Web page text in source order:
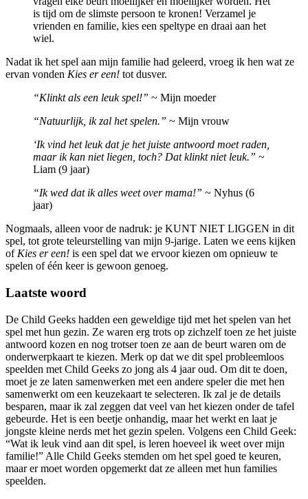
is tijd om de slimste persoon te kronen! Verzamel je
vrienden en familie, kies een speltype en draai aan het
wiel.
Nadat ik het spel aan mijn familie had geleerd, vroeg ik hen wat ze
ervan vonden Kies er een! tot dusver.
“Klinkt als een leuk spel!” ~ Mijn moeder
“Natuurlijk, ik zal het spelen.” ~ Mijn vrouw
‘Ik vind het leuk dat je het juiste antwoord moet raden,
maar ik kan niet liegen, toch? Dat klinkt niet leuk.” ~
Liam (9 jaar)
“Ik wed dat ik alles weet over mama!” ~ Nyhus (6
jaar)
Nogmaals, alleen voor de nadruk: je KUNT NIET LIGGEN in dit
spel, tot grote teleurstelling van mijn 9-jarige. Laten we eens kijken
ofKies er een! is een spel dat we ervoor kiezen om opnieuw te
spelen of één keer is gewoon genoeg.
Laatste woord
De Child Geeks hadden een geweldige tijd met het spelen van het
spel met hun gezin. Ze waren erg trots op zichzelf toen ze het juiste
antwoord kozen en nog trotser toen ze aan de beurt waren om de
onderwerpkaart te kiezen. Merk op dat we dit spel probleemloos
speelden met Child Geeks zo jong als 4 jaar oud. Om dit te doen,
moet je ze laten samenwerken met een andere speler die met hen
samenwerkt om een ​​keuzekaart te selecteren. Ik zal je de details
besparen, maar ik zal zeggen dat veel van het kiezen onder de tafel
gebeurde. Het is een beetje onhandig, maar het werkt en laat je
jongste kleine nerds met het gezin spelen. Volgens een Child Geek:
“Wat ik leuk vind aan dit spel, is leren hoeveel ik weet over mijn
familie!” Alle Child Geeks stemden om het spel goed te keuren,
maar er moet worden opgemerkt dat ze alleen met hun families
speelden.